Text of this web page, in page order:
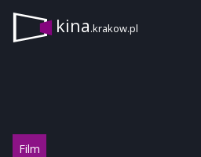
kina.krakow.pl
Film